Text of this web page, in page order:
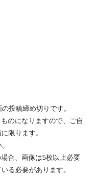
投稿締め切りです。
のになりますので、ご自
限ります。
合、画像は5枚以上必要
る必要があります。